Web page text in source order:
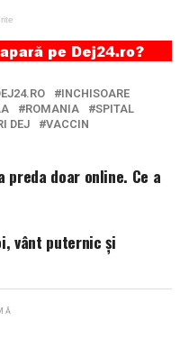
INCHISOARE
ROMANIA
SPITAL
DEJ VACCIN
doar online. Ce a
vânt puternic și